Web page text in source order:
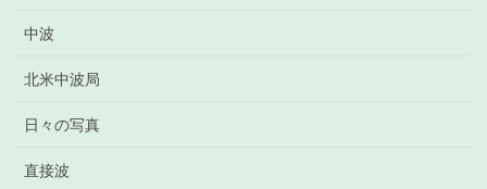
中波
北米中波局
日々の写真
直接波